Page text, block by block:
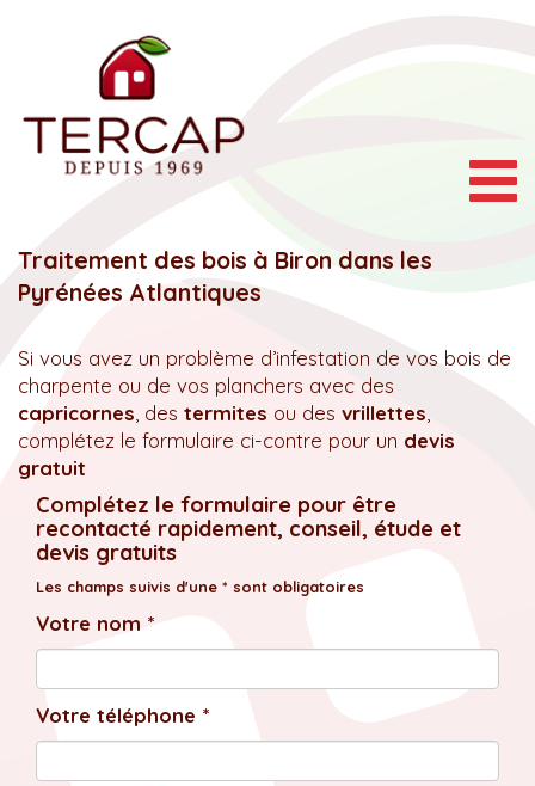
Traitement des bois à Biron dans les
Pyrénées Atlantiques
Si vous avez un problème d’infestation de vos bois de
charpente ou de vos planchers avec des
capricornes , des termites ou des vrillettes
complétez le formulaire ci-contre pour un devis
gratuit
Complétez le formulaire pour être
recontacté rapidement, conseil, étude et
devis gratuits
Les champs suivis d'une * sont obligatoires
Votre nom *
Votre téléphone *